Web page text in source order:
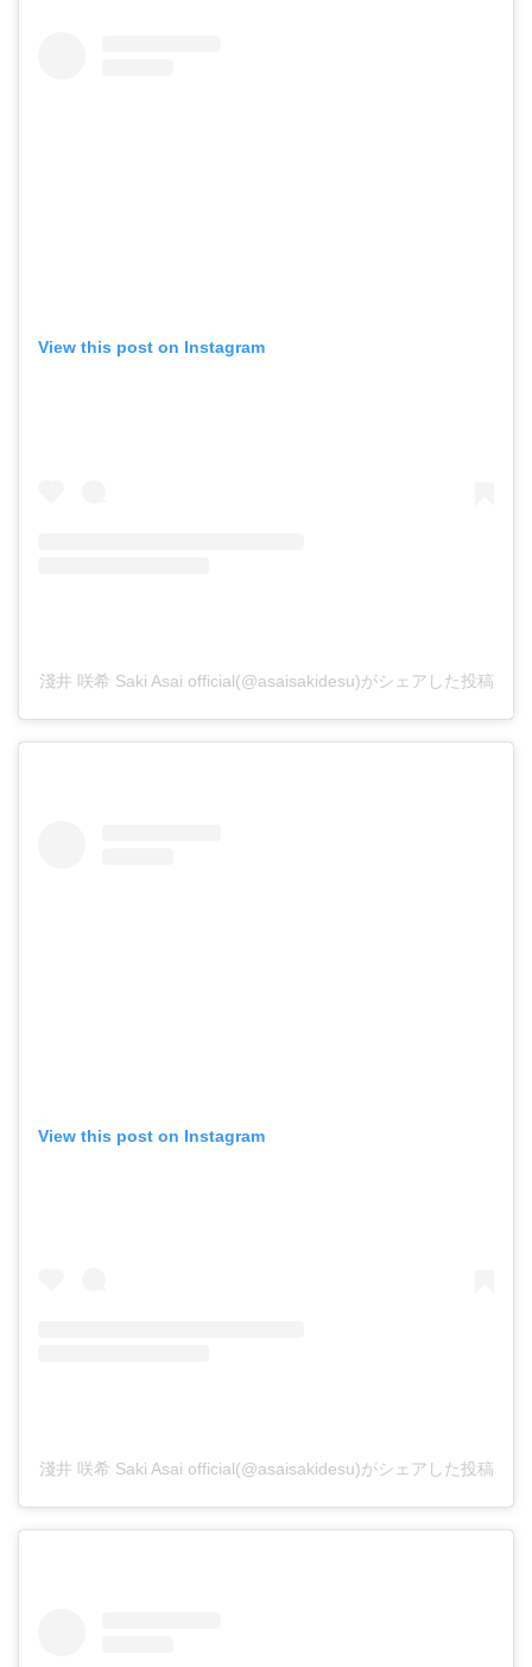
View this post on Instagram
淺井 咲希 Saki Asai official(@asaisakidesu)がシェアした投稿
View this post on Instagram
淺井 咲希 Saki Asai official(@asaisakidesu)がシェアした投稿